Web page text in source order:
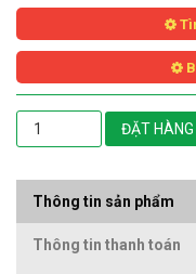
ĐẶT HÀNG
Thông tin sản phẩm
Thông tin thanh toán